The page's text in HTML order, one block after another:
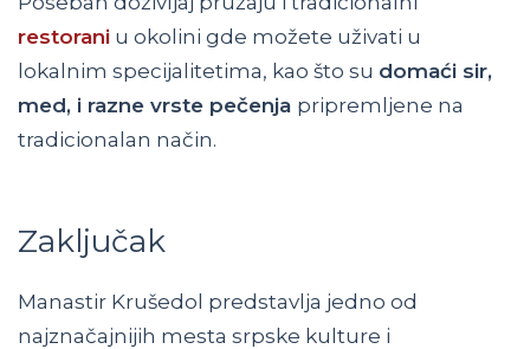
restorani u okolini gde možete uživati u
lokalnim specijalitetima, kao što su domaći sir,
med, i razne vrste pečenja pripremljene na
tradicionalan način.
Zaključak
Manastir Krušedol predstavlja jedno od
najznačajnijih mesta srpske kulture i